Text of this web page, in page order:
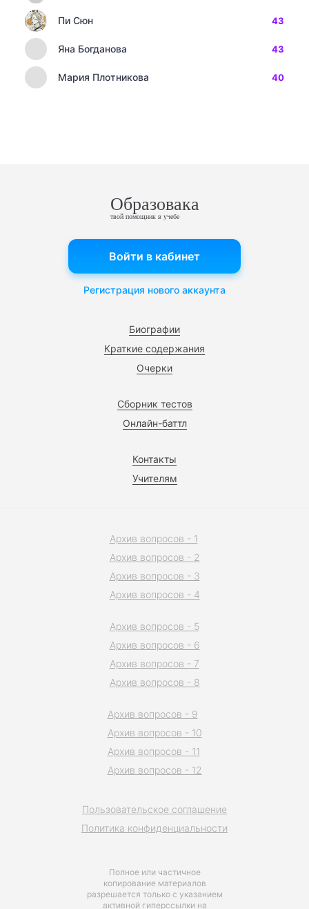
Пи Сюн 43
Яна Богданова 43
Мария Плотникова 40
Образовака
твой помощник в учебе
Биографии
Краткие содержания
Очерки
Сборник тестов
Онлайн-баттл
Контакты
Учителям
Войти в кабинет
Регистрация нового аккаунта
Полное или частичное
копирование материалов
разрешается только с указанием
активной гиперссылки на
Пользовательское соглашение
Политика конфиденциальности
Архив вопросов - 1
Архив вопросов - 2
Архив вопросов - 3
Архив вопросов - 4
Архив вопросов - 5
Архив вопросов - 6
Архив вопросов - 7
Архив вопросов - 8
Архив вопросов - 9
Архив вопросов - 10
Архив вопросов - 11
Архив вопросов - 12